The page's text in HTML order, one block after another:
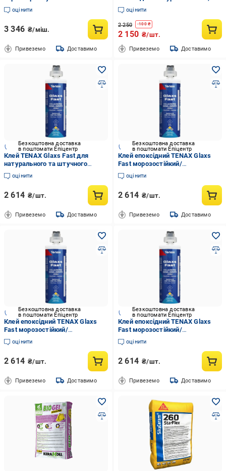
StarS2 25 кг
оцінити
3 346 ₴/міш.
Привеземо Доставимо
оцінити
2 250 -100₴
2 150 ₴/шт.
Привеземо Доставимо
Безкоштовна доставка
в поштомати Епіцентр
Клей TENAX Glaxs Fast для
натурального та штучного
каменю 0,215 л Прозорий
(000181-5)
оцінити
2 614 ₴/шт.
Привеземо Доставимо
Безкоштовна доставка
в поштомати Епіцентр
Клей епоксідний TENAX Glaxs
Fast морозостійкий/
швидкотвердіючий/
нежовтіючий для каменю/
кварцу/кераміки 215 мл Piombo
(000181-9)
оцінити
2 614 ₴/шт.
Привеземо Доставимо
Безкоштовна доставка
в поштомати Епіцентр
Клей епоксідний TENAX Glaxs
Fast морозостійкий/
швидкотвердіючий/
нежовтіючий для каменю/
кварцу/кераміки 215 мл Ice
(000181-13)
оцінити
2 614 ₴/шт.
Привеземо Доставимо
Безкоштовна доставка
в поштомати Епіцентр
Клей епоксідний TENAX Glaxs
Fast морозостійкий/
швидкотвердіючий/
нежовтіючий для каменю/
кварцу/кераміки 215 мл Tobacco
(000181-14)
оцінити
2 614 ₴/шт.
Привеземо Доставимо